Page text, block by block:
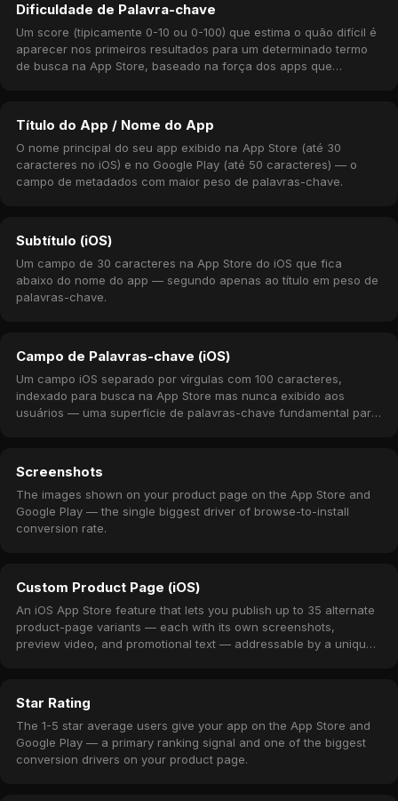
Dificuldade de Palavra-chave
Um score (tipicamente 0-10 ou 0-100) que estima o quão difícil é
aparecer nos primeiros resultados para um determinado termo
de busca na App Store, baseado na força dos apps que
Título do App / Nome do App
O nome principal do seu app exibido na App Store (até 30
caracteres no iOS) e no Google Play (até 50 caracteres) — o
campo de metadados com maior peso de palavras-chave.
Subtítulo (iOS)
Um campo de 30 caracteres na App Store do iOS que fica
abaixo do nome do app — segundo apenas ao título em peso de
palavras-chave.
Campo de Palavras-chave (iOS)
Um campo iOS separado por vírgulas com 100 caracteres,
indexado para busca na App Store mas nunca exibido aos
usuários — uma superfície de palavras-chave fundamental para
Screenshots
The images shown on your product page on the App Store and
Google Play — the single biggest driver of browse-to-install
conversion rate.
Custom Product Page (iOS)
An iOS App Store feature that lets you publish up to 35 alternate
product-page variants — each with its own screenshots,
preview video, and promotional text — addressable by a unique
Star Rating
The 1-5 star average users give your app on the App Store and
Google Play — a primary ranking signal and one of the biggest
conversion drivers on your product page.